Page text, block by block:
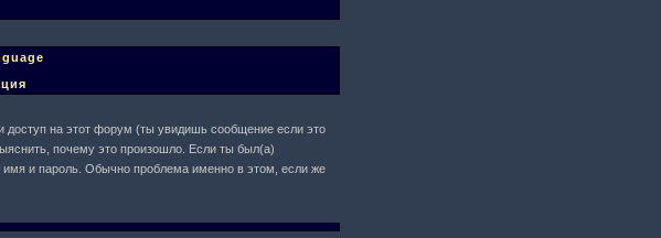
доступ на этот форум (ты увидишь сообщение если это
почему это произошло. Если ты был(а)
имя и пароль. Обычно проблема именно в этом, если же